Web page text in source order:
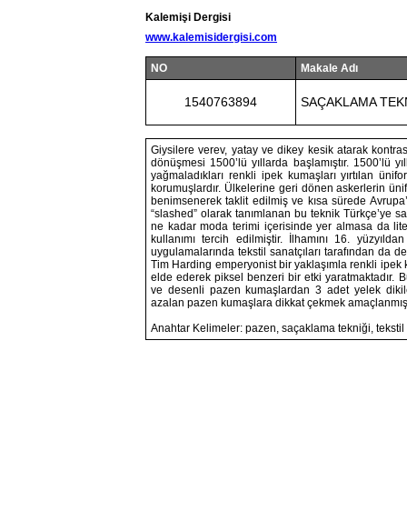
Kalemişi Dergisi
www.kalemisidergisi.com
NO Makale Adı
1540763894 SAÇAKLAMA
Giysilere verev, yatay ve dikey kesik atarak
dönüşmesi 1500’lü yıllarda başlamıştır. 1500’lü
yağmaladıkları renkli ipek kumaşları yırtılan
korumuşlardır. Ülkelerine geri dönen askerlerin
benimsenerek taklit edilmiş ve kısa sürede
“slashed” olarak tanımlanan bu teknik Türkçe’ye
ne kadar moda terimi içerisinde yer almasa da
kullanımı tercih edilmiştir. İlhamını 16.
uygulamalarında tekstil sanatçıları tarafından da
Tim Harding emperyonist bir yaklaşımla renkli
elde ederek piksel benzeri bir etki yaratmaktadır.
ve desenli pazen kumaşlardan 3 adet yelek
azalan pazen kumaşlara dikkat çekmek
Anahtar Kelimeler: pazen, saçaklama tekniği, tekstil